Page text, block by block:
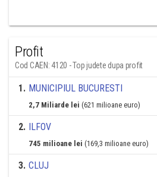
Profit
Cod CAEN: 4120 - Top judete dupa profit
1. MUNICIPIUL BUCURESTI
2,7 Miliarde lei (621 milioane euro)
2. ILFOV
745 milioane lei (169,3 milioane euro)
3. CLUJ